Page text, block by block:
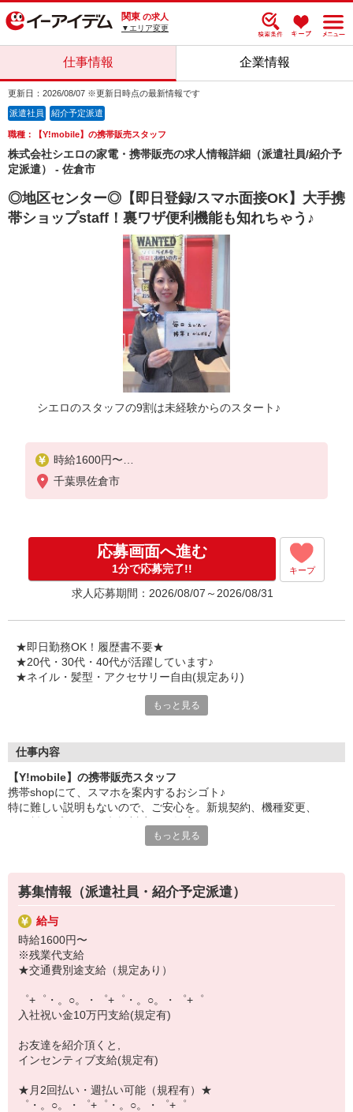
関東 の求人
▼エリア変更
仕事情報 企業情報
更新日：2026/08/07 ※更新日時点の最新情報です
派遣社員 紹介予定派遣
職種：【Y!mobile】の携帯販売スタッフ
株式会社シエロの家電・携帯販売の求人情報詳細（派遣社員/紹介予
定派遣） - 佐倉市
◎地区センター◎【即日登録/スマホ面接OK】大手携
帯ショップstaff！裏ワザ便利機能も知れちゃう♪
シエロのスタッフの9割は未経験からのスタート♪
時給1600円〜
※残業代支給
★交通費別途支給（規定あり）
入社祝い金10万円支給(規定有)
お友達を紹介頂くと,
インセンティブ支給(規定有)
゜・。○。・゜+゜・。○。・゜+゜
千葉県佐倉市
応募画面へ進む
1分で応募完了!! キープ
求人応募期間：2026/08/07～2026/08/31
★即日勤務OK！履歴書不要★
★20代・30代・40代が活躍しています♪
★ネイル・髪型・アクセサリー自由(規定あり)
でも心配ご無用！
お互いに教え合ったり、フォローしあったりする
和気あいあいとした人間関係がある店舗ばかり！
皆で一緒にステップアップしましょう♪
【選べるお仕事いろいろ】
▼オフィスワーク
事務、経理、データ入力、コールセンター、受付
▼工場・製造・軽作業系
機械/食品製造・梱包・仕分け・加工・組立・検査
▼美容系
眉毛サロンのアイブロウ・ネイリスト・エステ
▼営業・販売
法人営業・アパレル販売・個別指導塾・人材紹介
▼人気案件も多数♪
短期・期間限定・オープニング・官公庁案件
上場/優良/大手企業など
【スマホ面接実施中】
￣￣￣￣￣￣￣￣￣
自宅に居ながらスマホでカンタン面接OK！
オンライン面談なのでスピード対応。
もっと見る
仕事内容
【Y!mobile】の携帯販売スタッフ
携帯shopにて、スマホを案内するおシゴト♪
特に難しい説明もないので、ご安心を。新規契約、機種変更、
満足度◎
■携帯やインターネット販売業務
docomo(ドコモ)/au(エーユー)・KDDI/softbank(ソフトバンク)など
の大手キャリアから
ワイモバイル(Y!mobille)、楽天モバイル、UQなど格安スマホまで幅
広く紹介可能♪
もっと見る
募集情報（派遣社員・紹介予定派遣）
給与
時給1600円〜
※残業代支給
★交通費別途支給（規定あり）
゜+゜・。○。・゜+゜・。○。・゜+゜
入社祝い金10万円支給(規定有)
お友達を紹介頂くと,
インセンティブ支給(規定有)
★月2回払い・週払い可能（規程有）★
゜・。○。・゜+゜・。○。・゜+゜